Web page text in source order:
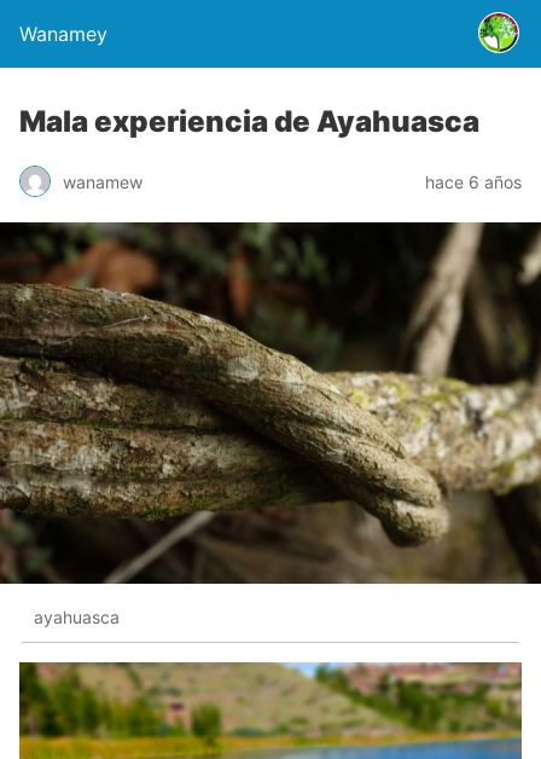
Wanamey
Mala experiencia de Ayahuasca
wanamew hace 6 años
ayahuasca